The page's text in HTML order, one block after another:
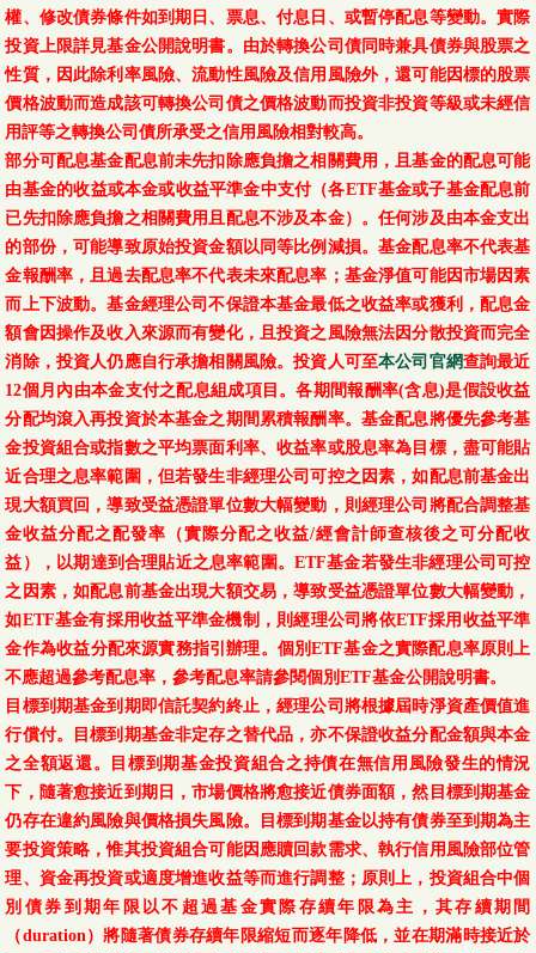
權、修改債券條件如到期日、票息、付息日、或暫停配息等變動。實際
投資上限詳見基金公開說明書。由於轉換公司債同時兼具債券與股票之
性質，因此除利率風險、流動性風險及信用風險外，還可能因標的股票
價格波動而造成該可轉換公司債之價格波動而投資非投資等級或未經信
用評等之轉換公司債所承受之信用風險相對較高。
部分可配息基金配息前未先扣除應負擔之相關費用，且基金的配息可能
由基金的收益或本金或收益平準金中支付（各ETF基金或子基金配息前
已先扣除應負擔之相關費用且配息不涉及本金）。任何涉及由本金支出
的部份，可能導致原始投資金額以同等比例減損。基金配息率不代表基
金報酬率，且過去配息率不代表未來配息率；基金淨值可能因市場因素
而上下波動。基金經理公司不保證本基金最低之收益率或獲利，配息金
額會因操作及收入來源而有變化，且投資之風險無法因分散投資而完全
消除，投資人仍應自行承擔相關風險。投資人可至本公司官網查詢最近
12個月內由本金支付之配息組成項目。各期間報酬率(含息)是假設收益
分配均滾入再投資於本基金之期間累積報酬率。基金配息將優先參考基
金投資組合或指數之平均票面利率、收益率或股息率為目標，盡可能貼
近合理之息率範圍，但若發生非經理公司可控之因素，如配息前基金出
現大額買回，導致受益憑證單位數大幅變動，則經理公司將配合調整基
金收益分配之配發率（實際分配之收益/經會計師查核後之可分配收
益），以期達到合理貼近之息率範圍。ETF基金若發生非經理公司可控
之因素，如配息前基金出現大額交易，導致受益憑證單位數大幅變動，
如ETF基金有採用收益平準金機制，則經理公司將依ETF採用收益平準
金作為收益分配來源實務指引辦理。個別ETF基金之實際配息率原則上
不應超過參考配息率，參考配息率請參閱個別ETF基金公開說明書。
目標到期基金到期即信託契約終止，經理公司將根據屆時淨資產價值進
行償付。目標到期基金非定存之替代品，亦不保證收益分配金額與本金
之全額返還。目標到期基金投資組合之持債在無信用風險發生的情況
下，隨著愈接近到期日，市場價格將愈接近債券面額，然目標到期基金
仍存在違約風險與價格損失風險。目標到期基金以持有債券至到期為主
要投資策略，惟其投資組合可能因應贖回款需求、執行信用風險部位管
理、資金再投資或適度增進收益等而進行調整；原則上，投資組合中個
別債券到期年限以不超過基金實際存續年限為主，其存續期間
（duration）將隨著債券存續年限縮短而逐年降低，並在期滿時接近於